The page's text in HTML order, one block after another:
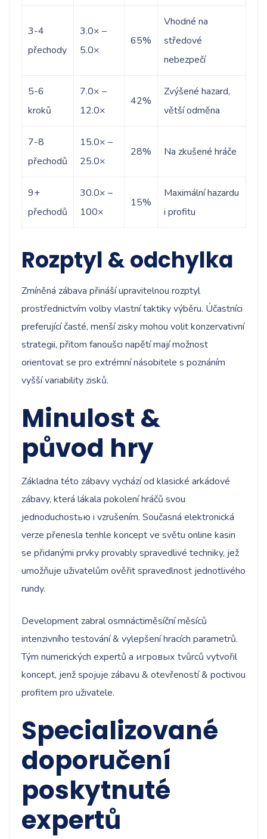
3-4
přechody
3.0× –
5.0×
65%
Vhodné na
středové
nebezpečí
5-6
kroků
7.0× –
12.0×
42%
Zvýšené hazard,
větší odměna
7-8
přechodů
15.0× –
25.0×
28% Na zkušené hráče
9+
přechodů
30.0× –
100×
15%
Maximální hazardu
i profitu
Rozptyl & odchylka
Zmíněná zábava přináší upravitelnou rozptyl
prostřednictvím volby vlastní taktiky výběru. Účastníci
preferující časté, menší zisky mohou volit konzervativní
strategii, přitom fanoušci napětí mají možnost
orientovat se pro extrémní násobitele s poznáním
vyšší variability zisků.
Minulost &
původ hry
Základna této zábavy vychází od klasické arkádové
zábavy, která lákala pokolení hráčů svou
jednoduchostью i vzrušením. Současná elektronická
verze přenesla tenhle koncept ve světu online kasin
se přidanými prvky provably spravedlivé techniky, jež
umožňuje uživatelům ověřit spravedlnost jednotlivého
rundy.
Development zabral osmnáctiměsíční měsíců
intenzivního testování & vylepšení hracích parametrů.
Tým numerických expertů a игровых tvůrců vytvořil
koncept, jenž spojuje zábavu & otevřeností & poctivou
profitem pro uživatele.
Specializované
doporučení
poskytnuté
expertů